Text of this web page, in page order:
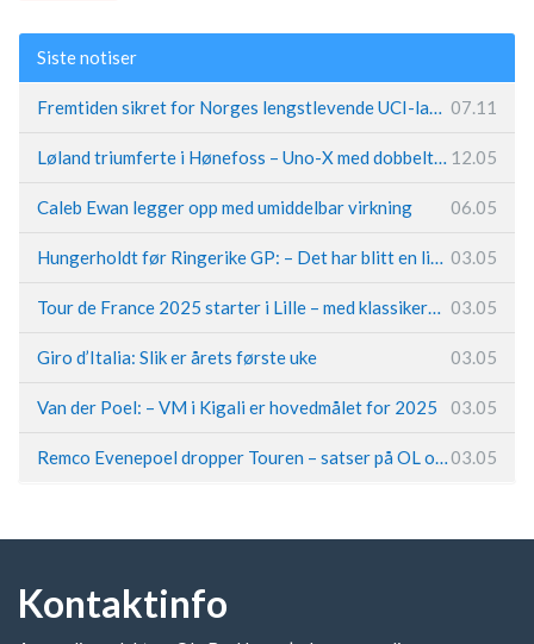
Siste notiser
Fremtiden sikret for Norges lengstlevende UCI-lag – Kristoff trer inn i sentral rolle 07.11
Løland triumferte i Hønefoss – Uno-X med dobbeltslag på hjemmebane 12.05
Caleb Ewan legger opp med umiddelbar virkning 06.05
Hungerholdt før Ringerike GP: – Det har blitt en livsstil 03.05
Tour de France 2025 starter i Lille – med klassikerpreg 03.05
Giro d’Italia: Slik er årets første uke 03.05
Van der Poel: – VM i Kigali er hovedmålet for 2025 03.05
Remco Evenepoel dropper Touren – satser på OL og Vueltaen03.05
Kontaktinfo